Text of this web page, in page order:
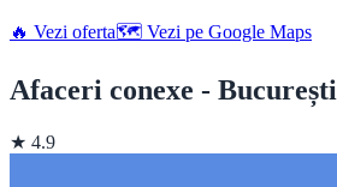
🔥 Vezi oferta🗺️ Vezi pe Google Maps
Afaceri conexe - București
★ 4.9